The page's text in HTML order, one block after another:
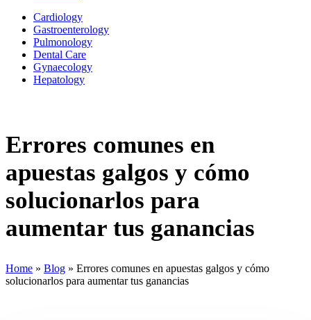
Cardiology
Gastroenterology
Pulmonology
Dental Care
Gynaecology
Hepatology
Errores comunes en
apuestas galgos y cómo
solucionarlos para
aumentar tus ganancias
Home » Blog » Errores comunes en apuestas galgos y cómo
solucionarlos para aumentar tus ganancias